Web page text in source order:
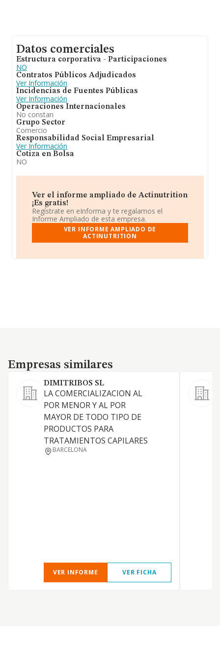
Datos comerciales
Estructura corporativa - Participaciones
NO
Contratos Públicos Adjudicados
Ver Información
Incidencias de Fuentes Públicas
Ver Información
Operaciones Internacionales
No constan
Grupo Sector
Comercio
Responsabilidad Social Empresarial
Ver Información
Cotiza en Bolsa
NO
Ver el informe ampliado de Actinutrition
¡Es gratis!
Regístrate en eInforma y te regalamos el
Informe Ampliado de esta empresa.
VER INFORME AMPLIADO DE
ACTINUTRITION
Empresas similares
Empresas similares
DIMITRIBOS SL
LA COMERCIALIZACION AL
POR MENOR Y AL POR
MAYOR DE TODO TIPO DE
PRODUCTOS PARA
TRATAMIENTOS CAPILARES
BARCELONA
VER INFORME VER FICHA